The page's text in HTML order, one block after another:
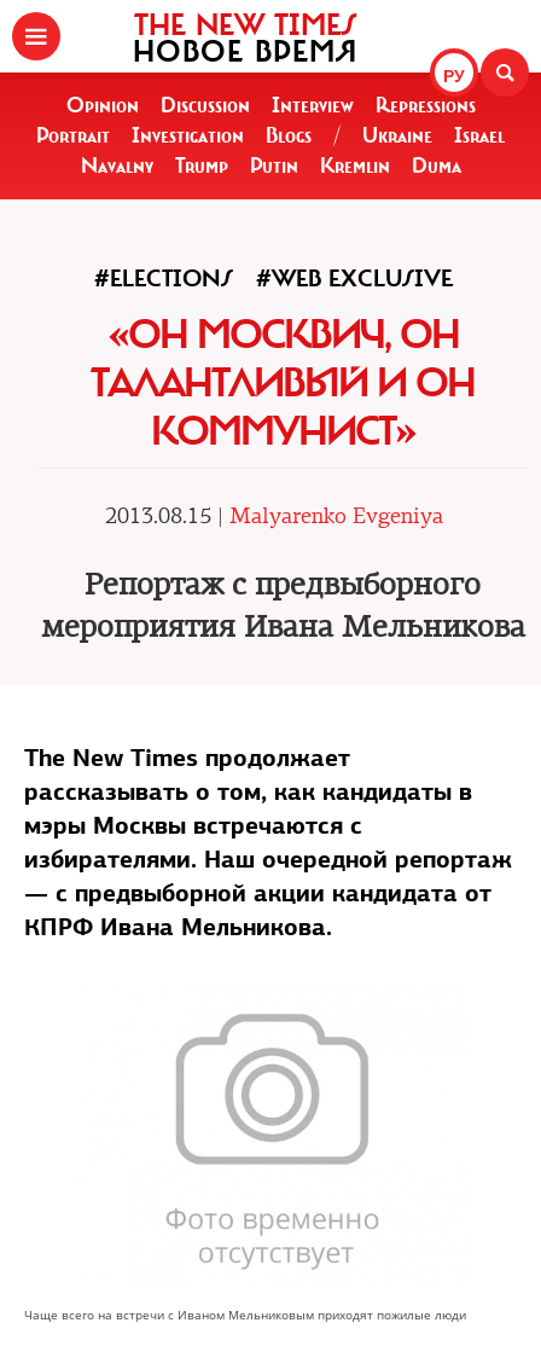
РУ
THE NEW TIMES
НОВОЕ ВРЕМЯ
Opinion Discussion Interview
Repressions
Portrait
Investigation Blogs / Ukraine
Israel
Navalny
Trump Putin Kremlin Duma
#ELECTIONS #WEB EXCLUSIVE
«ОН МОСКВИЧ, ОН
ТАЛАНТЛИВЫЙ И ОН
КОММУНИСТ»
2013.08.15 | Malyarenko Evgeniya
Репортаж с предвыборного
мероприятия Ивана Мельникова
The New Times продолжает
рассказывать о том, как кандидаты в
мэры Москвы встречаются с
избирателями. Наш очередной репортаж
— с предвыборной акции кандидата от
КПРФ Ивана Мельникова.
Чаще всего на встречи с Иваном Мельниковым приходят пожилые люди